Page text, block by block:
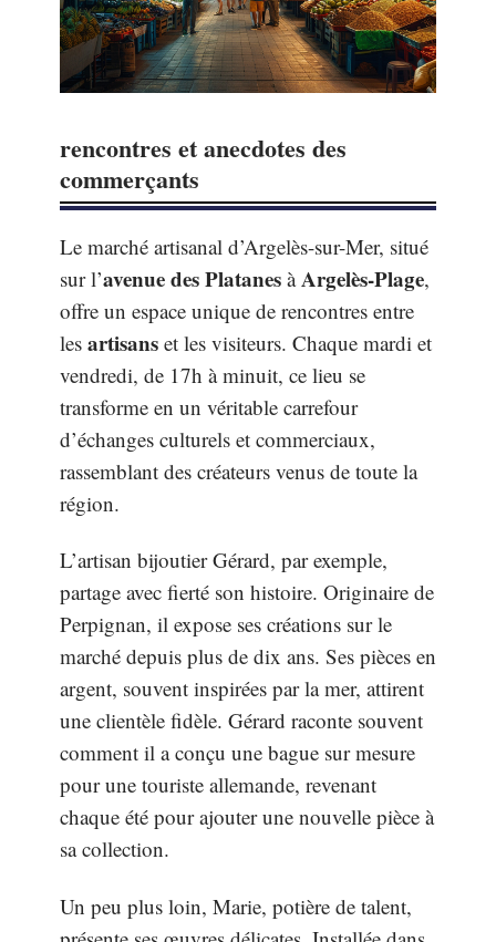
rencontres et anecdotes des
commerçants
Le marché artisanal d’Argelès-sur-Mer, situé
sur l’avenue des Platanes àArgelès-Plage,
offre un espace unique de rencontres entre
les artisans et les visiteurs. Chaque mardi et
vendredi, de 17h à minuit, ce lieu se
transforme en un véritable carrefour
d’échanges culturels et commerciaux,
rassemblant des créateurs venus de toute la
région.
L’artisan bijoutier Gérard, par exemple,
partage avec fierté son histoire. Originaire de
Perpignan, il expose ses créations sur le
marché depuis plus de dix ans. Ses pièces en
argent, souvent inspirées par la mer, attirent
une clientèle fidèle. Gérard raconte souvent
comment il a conçu une bague sur mesure
pour une touriste allemande, revenant
chaque été pour ajouter une nouvelle pièce à
sa collection.
Un peu plus loin, Marie, potière de talent,